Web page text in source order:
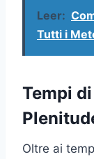
Leer:
Tutti i
Tempi
Oltre ai